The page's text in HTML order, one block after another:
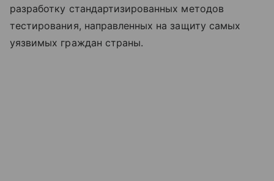
разработку стандартизированных методов
тестирования, направленных на защиту самых
уязвимых граждан страны.